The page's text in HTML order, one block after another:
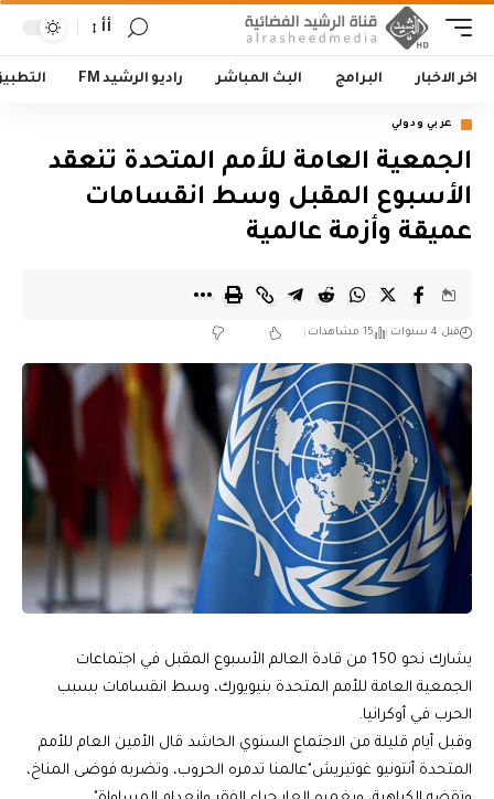
أأ
اخر الاخبار البرامج البث المباشر راديو الرشيد FM
عربي ودولي
الجمعية العامة للأمم المتحدة تنعقد
الأسبوع المقبل وسط انقسامات
عميقة وأزمة عالمية
قبل 4 سنوات 15 مشاهدات
يشارك نحو 150 من قادة العالم الأسبوع المقبل في اجتماعات
الجمعية العامة للأمم المتحدة بنيويورك، وسط انقسامات بسبب
الحرب في أوكرانيا.
وقبل أيام قليلة من الاجتماع السنوي الحاشد قال الأمين العام للأمم
المتحدة أنتونيو غوتيريش"عالمنا تدمره الحروب، وتضربه فوضى المناخ،